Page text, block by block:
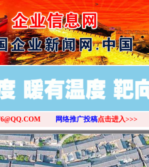
>
网络推广投稿点击进入>>>